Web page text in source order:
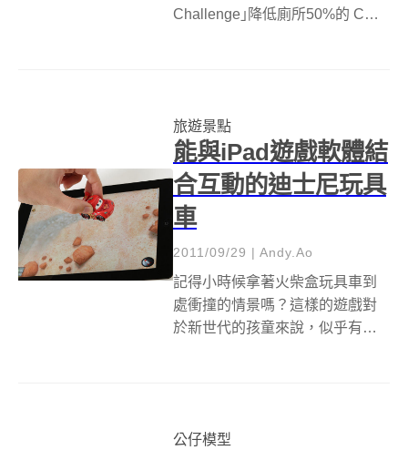
Challenge｣降低廁所50%的 CO2
旅遊景點
能與iPad遊戲軟體結
合互動的迪士尼玩具
車
2011/09/29 | Andy.Ao
記得小時候拿著火柴盒玩具車到
處衝撞的情景嗎？這樣的遊戲對
於新世代的孩童來說，似乎有點
系列玩具車與免費 app下載！ 迪
公仔模型